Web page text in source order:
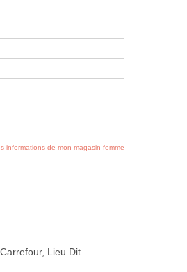
informations de mon magasin femme
Lieu Dit